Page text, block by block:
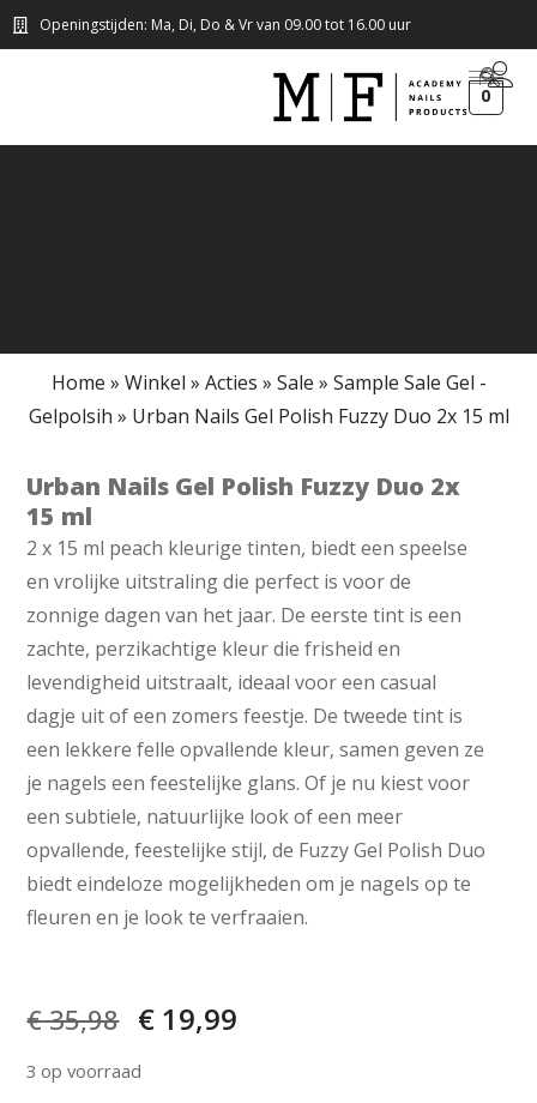
Openingstijden: Ma, Di, Do & Vr van 09.00 tot 16.00 uur
0
Home » Winkel » Acties » Sale » Sample Sale Gel -
Gelpolsih » Urban Nails Gel Polish Fuzzy Duo 2x 15 ml
Urban Nails Gel Polish Fuzzy Duo 2x
15 ml
2 x 15 ml peach kleurige tinten, biedt een speelse
en vrolijke uitstraling die perfect is voor de
zonnige dagen van het jaar. De eerste tint is een
zachte, perzikachtige kleur die frisheid en
levendigheid uitstraalt, ideaal voor een casual
dagje uit of een zomers feestje. De tweede tint is
een lekkere felle opvallende kleur, samen geven ze
je nagels een feestelijke glans. Of je nu kiest voor
een subtiele, natuurlijke look of een meer
opvallende, feestelijke stijl, de Fuzzy Gel Polish Duo
biedt eindeloze mogelijkheden om je nagels op te
fleuren en je look te verfraaien.
€35,98 € 19,99
3 op voorraad